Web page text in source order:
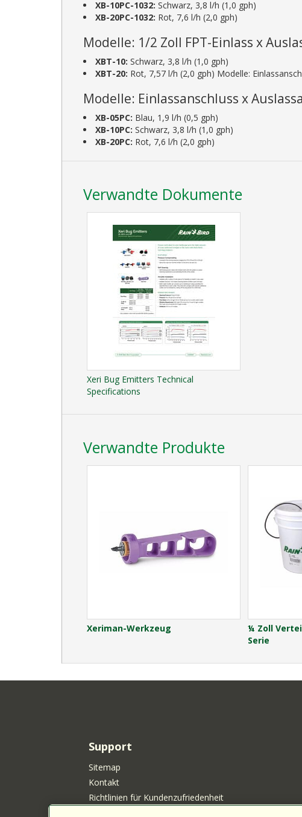
XB-10PC-1032: Schwarz, 3,8 l/h (1,0 gph)
XB-20PC-1032: Rot, 7,6 l/h (2,0 gph)
Modelle: 1/2 Zoll FPT-Einlass x
XBT-10: Schwarz, 3,8 l/h (1,0 gph)
XBT-20: Rot, 7,57 l/h (2,0 gph) Modelle:
Modelle: Einlassanschluss x
XB-05PC: Blau, 1,9 l/h (0,5 gph)
XB-10PC: Schwarz, 3,8 l/h (1,0 gph)
XB-20PC: Rot, 7,6 l/h (2,0 gph)
Verwandte Dokumente
Xeri Bug Emitters Technical
Specifications
Verwandte Produkte
Xeriman-Werkzeug
¼ Zoll
Serie
Support
Sitemap
Kontakt
Richtlinien für Kundenzufriedenheit